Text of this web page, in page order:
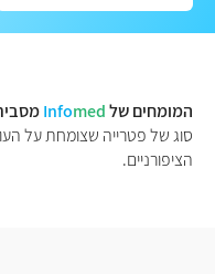
המומחים של Infomed
סוג של פטרייה שצומחת על
הציפורניים.